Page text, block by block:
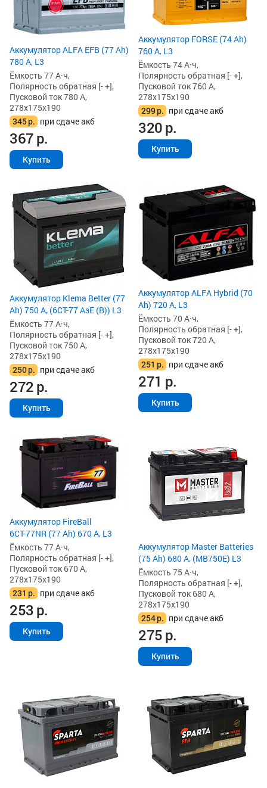
Аккумулятор ALFA EFB (77 Ah)
780 А, L3
Ёмкость 77 А·ч,
Полярность обратная [- +],
Пусковой ток 780 А,
278x175x190
345р. при сдаче акб
367р.
Купить
Аккумулятор FORSE (74 Ah)
760 А, L3
Ёмкость 74 А·ч,
Полярность обратная [- +],
Пусковой ток 760 А,
278x175x190
299р. при сдаче акб
320р.
Купить
Аккумулятор Klema Better (77
Ah) 750 А, (6СТ-77 АзЕ (B)) L3
Ёмкость 77 А·ч,
Полярность обратная [- +],
Пусковой ток 750 А,
278x175x190
250р. при сдаче акб
272р.
Купить
Аккумулятор ALFA Hybrid (70
Ah) 720 А, L3
Ёмкость 70 А·ч,
Полярность обратная [- +],
Пусковой ток 720 А,
278x175x190
251 р. при сдаче акб
271 р.
Купить
Аккумулятор FireBall
6СТ-77NR (77 Ah) 670 А, L3
Ёмкость 77 А·ч,
Полярность обратная [- +],
Пусковой ток 670 А,
278x175x190
231 р. при сдаче акб
253р.
Купить
Аккумулятор Master Batteries
(75 Ah) 680 А, (MB750E) L3
Ёмкость 75 А·ч,
Полярность обратная [- +],
Пусковой ток 680 А,
278x175x190
254р. при сдаче акб
275р.
Купить